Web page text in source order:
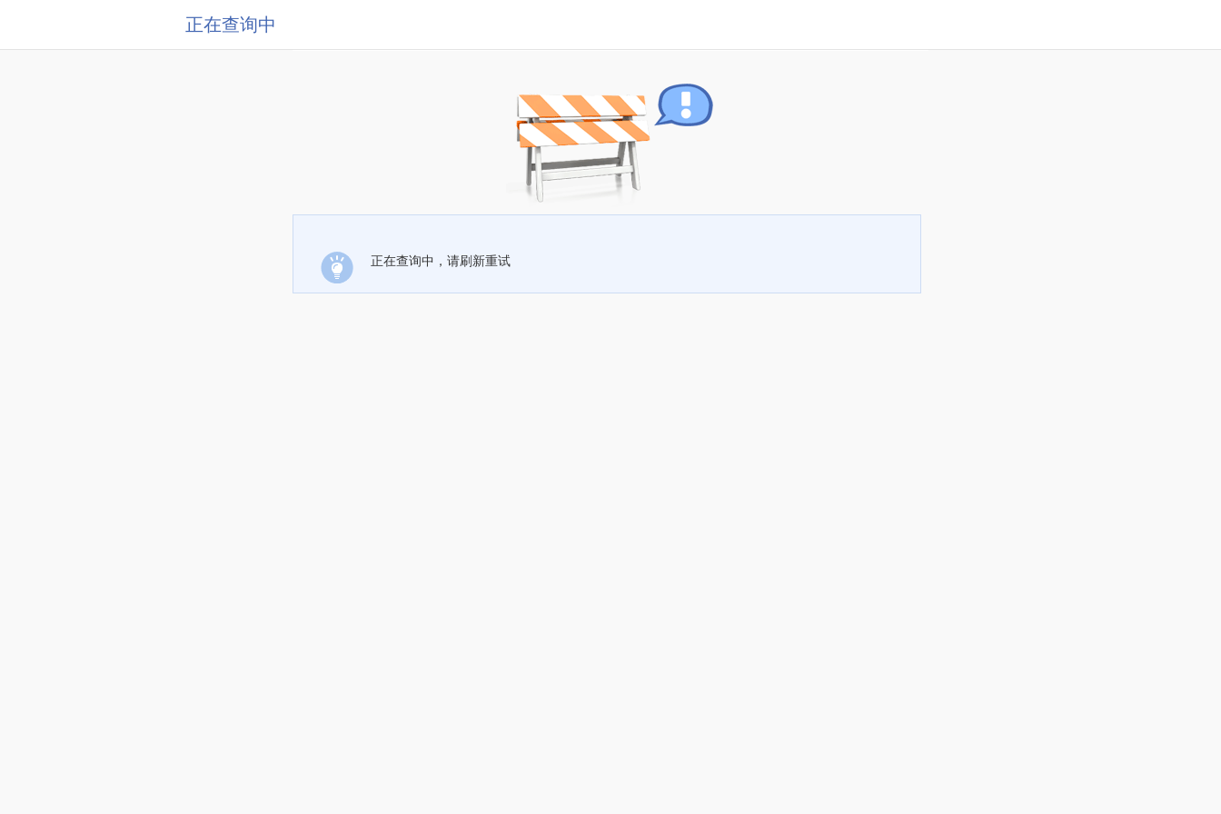
正在查询中
正在查询中，请刷新重试